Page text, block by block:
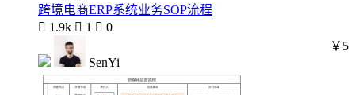
跨境电商ERP系统业务SOP流程
 1.9k  1  0
SenYi
￥5